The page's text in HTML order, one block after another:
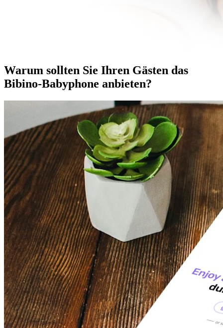
Warum sollten Sie Ihren Gästen das
Bibino-Babyphone anbieten?